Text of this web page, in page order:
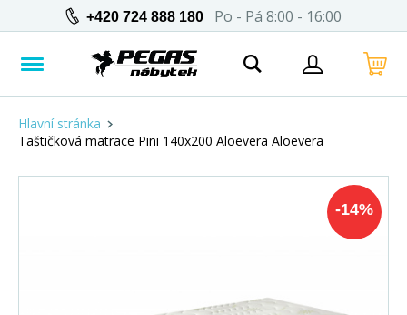
+420 724 888 180 Po - Pá 8:00 - 16:00
Hlavní stránka
Taštičková matrace Pini 140x200 Aloevera Aloevera
-14%